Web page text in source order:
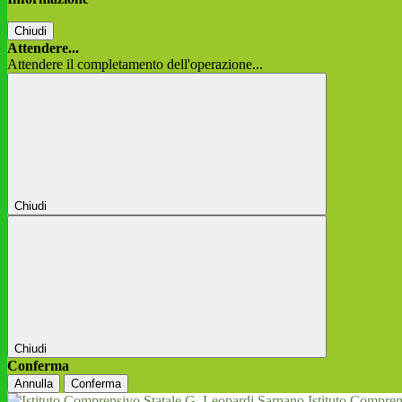
Chiudi
Attendere...
Attendere il completamento dell'operazione...
Chiudi
Chiudi
Conferma
Annulla Conferma